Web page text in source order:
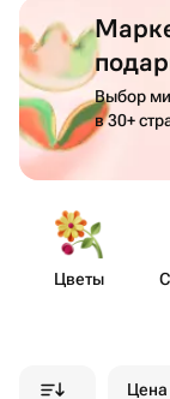
Выбор
в 30+
Цветы
Цена